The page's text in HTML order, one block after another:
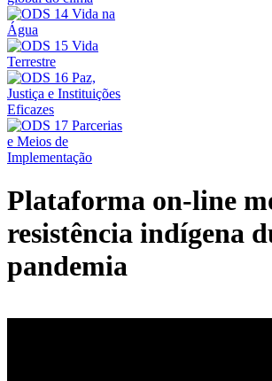
Plataforma on-line
resistência indígena
pandemia